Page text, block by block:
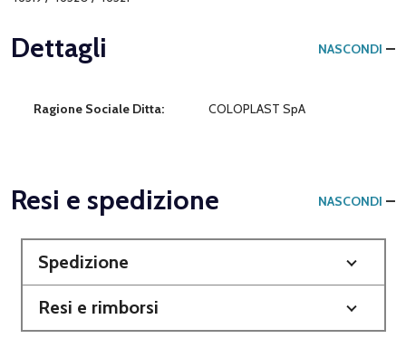
Dettagli NASCONDI
Ragione Sociale Ditta: COLOPLAST SpA
Resi e spedizione NASCONDI
Spedizione
Resi e rimborsi